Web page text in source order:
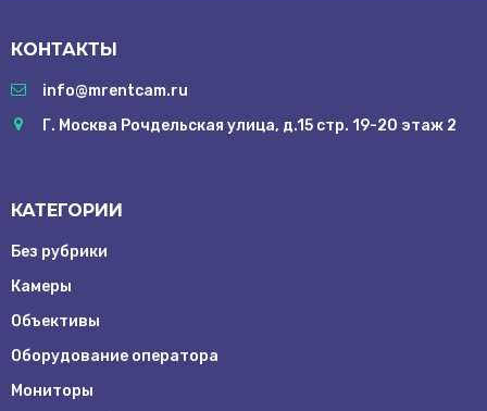
Мониторы
Оборудование
Осветительное
Grip
диски
Источники
съёмки
ФотоФон
КОНТАКТЫ
info@mrentcam.ru
Г. Москва Рочдельская улица, д.15 стр. 19-20 этаж 2
КАТЕГОРИИ
Без рубрики
Камеры
Объективы
Оборудование оператора
Мониторы